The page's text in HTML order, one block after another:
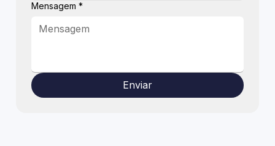
Mensagem *
Enviar